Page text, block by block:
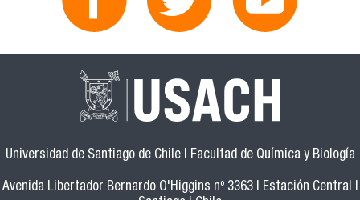
Universidad de Santiago de Chile | Facultad de Química y Biología
Avenida Libertador Bernardo O'Higgins nº 3363 | Estación Central |